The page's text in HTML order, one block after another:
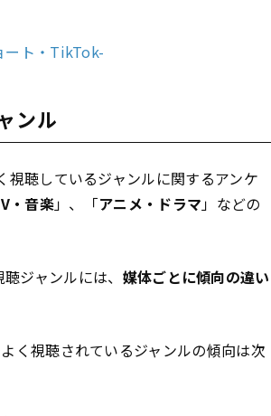
ート・TikTok-
ンル
聴しているジャンルに関するアンケ
・音楽」、「アニメ・ドラマ」などの
ジャンルには、 媒体ごとに傾向の違い
く視聴されているジャンルの傾向は次